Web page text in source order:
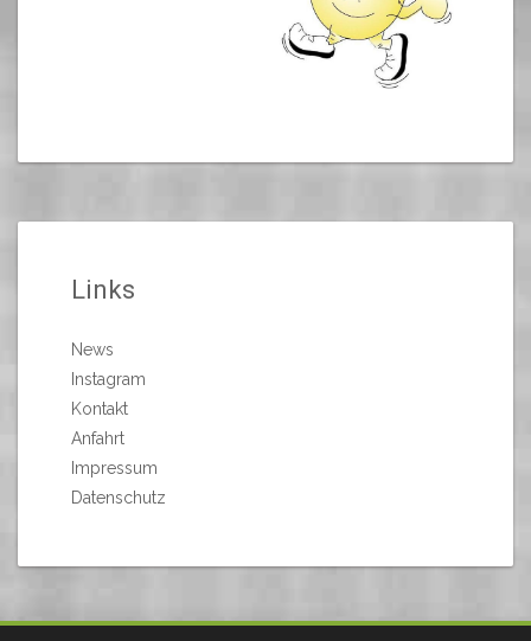
Links
News
Instagram
Kontakt
Anfahrt
Impressum
Datenschutz